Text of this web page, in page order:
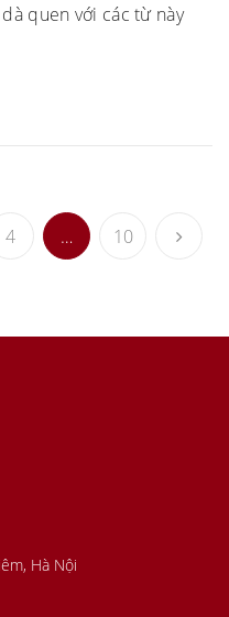
quen với các từ này
4 … 10
Hà Nội